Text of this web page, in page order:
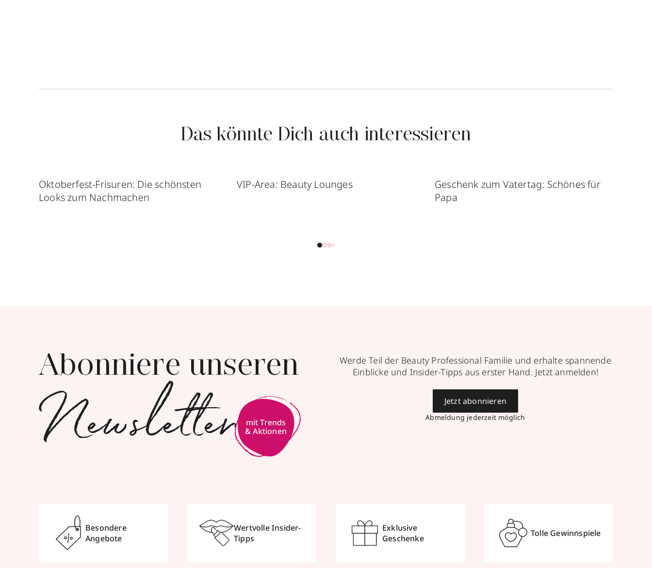
Das könnte Dich auch interessieren
Oktoberfest-Frisuren: Die schönsten
Looks zum Nachmachen
VIP-Area: Beauty Lounges
Geschenk zum Vatertag: Schönes für
Papa
Abonniere unseren
Newsletter
Werde Teil der Beauty Professional Familie und erhalte spannende
Einblicke und Insider-Tipps aus erster Hand. Jetzt anmelden!
Abmeldung jederzeit möglich
Jetzt abonnieren
Besondere
Angebote
Wertvolle Insider-
Tipps
Exklusive
Geschenke
Tolle Gewinnspiele